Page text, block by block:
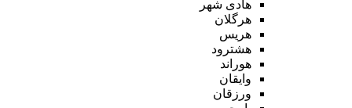
هادی شهر
هرگلان
هریس
هشترود
هوراند
وایقان
ورزقان